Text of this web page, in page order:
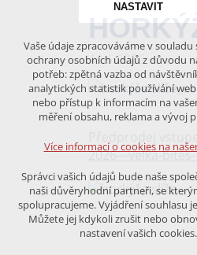
11.6.2026
2026---velka-
NASTAVIT
Technická cookies
nutná pro provozování webu
udržení kontextu stránek
případná přihlášení, volby
analytická pro anonymizované
vyhodnocení návštěvnosti
marketingová cookies (Google)
Více informací o cookies na
Vaše údaje zpracováváme v souladu
ochrany osobních údajů z důvodu
potřeb: zpětná vazba od
analytických statistik používání
nebo přístup k informacím na
měření obsahu, reklama a vývoj
Více informací o cookies na
Správci vašich údajů bude naše
naši důvěryhodní partneři, se
spolupracujeme. Vyjádření souhlasu
Můžete jej kdykoli zrušit nebo
nastavení vašich cookies.